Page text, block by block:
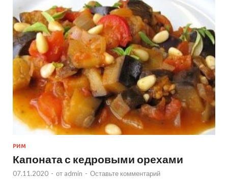
РИМ
Капоната с кедровыми орехами
07.11.2020 - от admin - Оставьте комментарий